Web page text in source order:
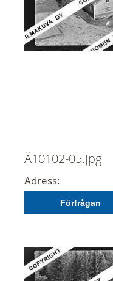
Ä10102-05.jpg
Adress:
Förfrågan